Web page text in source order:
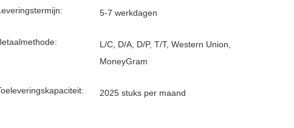
5-7 werkdagen
L/C, D/A, D/P, T/T, Western Union,
MoneyGram
2025 stuks per maand